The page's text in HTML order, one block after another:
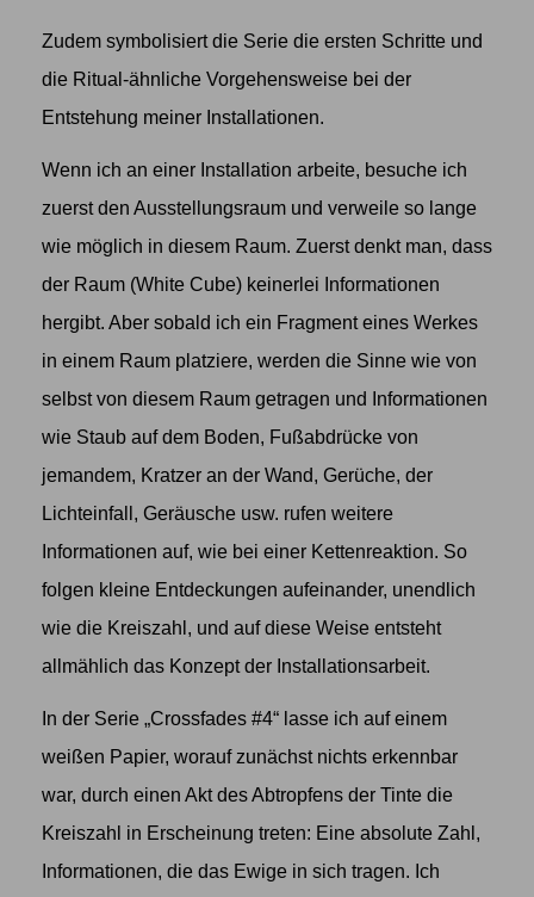
Zudem symbolisiert die Serie die ersten Schritte und
die Ritual-ähnliche Vorgehensweise bei der
Entstehung meiner Installationen.
Wenn ich an einer Installation arbeite, besuche ich
zuerst den Ausstellungsraum und verweile so lange
wie möglich in diesem Raum. Zuerst denkt man, dass
der Raum (White Cube) keinerlei Informationen
hergibt. Aber sobald ich ein Fragment eines Werkes
in einem Raum platziere, werden die Sinne wie von
selbst von diesem Raum getragen und Informationen
wie Staub auf dem Boden, Fußabdrücke von
jemandem, Kratzer an der Wand, Gerüche, der
Lichteinfall, Geräusche usw. rufen weitere
Informationen auf, wie bei einer Kettenreaktion. So
folgen kleine Entdeckungen aufeinander, unendlich
wie die Kreiszahl, und auf diese Weise entsteht
allmählich das Konzept der Installationsarbeit.
In der Serie „Crossfades #4“ lasse ich auf einem
weißen Papier, worauf zunächst nichts erkennbar
war, durch einen Akt des Abtropfens der Tinte die
Kreiszahl in Erscheinung treten: Eine absolute Zahl,
Informationen, die das Ewige in sich tragen. Ich